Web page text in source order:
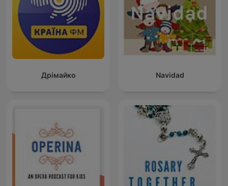
Дрімайко Navidad